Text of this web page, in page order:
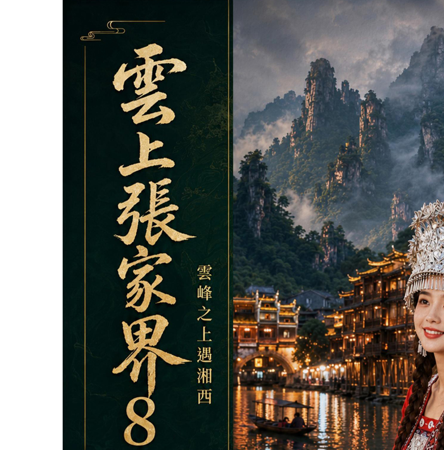
【來去沖繩】沖繩機加酒、自
由行四日 ( 市區酒店含早餐 )
【來去沖繩】沖繩機加酒、自
由行四日 ( 市區酒店含早餐、
2人成行 ) 【星宇&虎航、台中
出發】
【沖繩輕旅】沖繩機加酒の半
自由行四日 ( 含小費、接送機
及1午1晚餐+2天行程 ) 6人成
行
【嗨玩超
場、波之
長島半自
回、含機
台中出發
館、順天灣國家園林、LUGE
渠道滑車+纜車、泰迪熊博物
+塗鴉秀、韓式下午茶五天
（升等３晚五花酒店）《不走
人蔘+保肝店》【真航空、台
道滑車+纜車、泰迪熊博物
館、巨濟島、海金剛船遊、天
空膠囊列車、加耶主題公園、
長腳蟹吃到飽五天（五花麗水
酒店１晚+釜山五花酒店２
晚）《不走人蔘、保肝》【德
威航空、桃園直飛】
【暑假樂樂濟州鬥陣行】濟州
熊王國、跆拳武藝秀、東邊松
堂童話村、駱駝體驗五天（升
等２晚五花酒店）《不走人蔘
+保肝》【德威航空、高雄飛
濟州】
【中釜玩
渠道滑車
加耶主
果大福
午茶六天
（再升等
宇航空、
【遊遍中國自由行】重慶張家
界～鳳凰古城、張家界景區、
袁家界景區、濯水古鎮、輕軌
體驗八日（無購物、無自費）
#台中直飛成都【遇見中國自
由行】童話九寨溝、熊貓基
地、五彩黃龍、寬窄巷子、船
遊樂山大佛八天《無購物無自
費、升等三排椅》【長龍航
空、台中直飛成都】
#台中直飛成都【遊遍中國自
由行】成都樂山大佛、都江堰
水利工程、中國古羌城、牟尼
溝、九寨溝、黃龍、熊貓基地
風情八天（ 動車版 ）【東方
航空、台中直飛成都】
【遊遍中
～天生三
山大裂谷
杷園半山
無自費
發】
【邂逅峴港】優雅在峴四星版
六日（奧黛體驗、龍蝦饗宴、
關）6人成行【越捷航空、台
【虎力全開夯玩峴港】巴拿山
一票玩到底、纜車佛手橋纜車
來回、會安古鎮．世界文化遺
產、迦南島竹桶船、網紅下午
茶五天（全程入住當地四星酒
店）《無購物》【台灣虎航、
桃園出發】
自由行五日 【菲律賓航空、2
人成行】
【萬象暹
酒店五
輪男模
山國家公
宇航空、
內、雙城遊船、螃蟹河生態、
無尾熊抱抱（中華航空）
飯店１晚、雙遊船、加贈雪梨
東澳９日～廚師帽餐廳、全覽
三城、加贈雪梨夜遊
０天～
峽灣（紐
【魅力歐洲】法比荷～最愛羅
【玩美加族】臥谷長榮歡樂美
西９日～優勝美地、大峽谷國
家公園、羚羊峽谷、環球影城
（舊金山進／洛杉磯出）
【國航假期】波蘭波羅的海三
小國（立陶宛、拉脫維亞、愛
沙尼亞）１０天
【玩美
西９日
美地、大
峽谷（洛
港出發）
榮耀號～宮古島、沖繩、石垣
島自主遊５天（基隆出發）
星旅～
１１日（
村、建功嶼、痛風海鮮餐三日
（ 華信、立榮 ）6人成行、北
海、太
（台中出